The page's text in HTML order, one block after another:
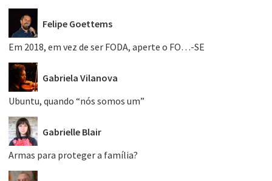
Felipe Goettems
Em 2018, em vez de ser FODA, aperte o FO…-SE
Gabriela Vilanova
Ubuntu, quando “nós somos um”
Gabrielle Blair
Armas para proteger a família?